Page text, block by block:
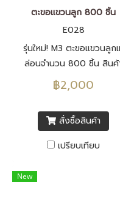
ตะขอแขวนลูก 800 ชิ้น
E028
รุ่นใหม่! M3 ตะขอแขวนลูก
ล่อนจำนวน 800 ชิ้น สินค้
พิเศษจาก Rukkla.com
฿2,000
สั่งซื้อสินค้า
เปรียบเทียบ
New